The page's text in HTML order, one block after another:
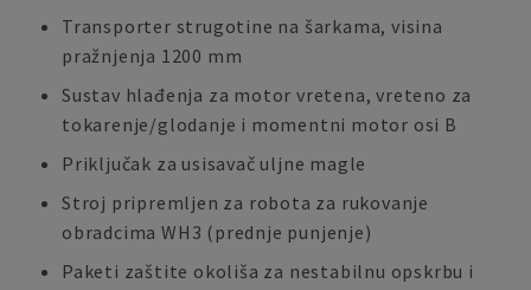
Transporter strugotine na šarkama, visina
pražnjenja 1200 mm
Sustav hlađenja za motor vretena, vreteno za
tokarenje/glodanje i momentni motor osi B
Priključak za usisavač uljne magle
Stroj pripremljen za robota za rukovanje
obradcima WH3 (prednje punjenje)
Paketi zaštite okoliša za nestabilnu opskrbu i